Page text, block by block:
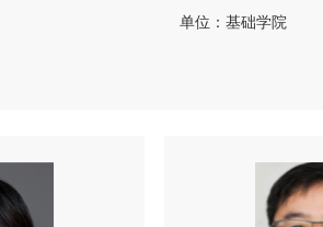
单位：基础学院